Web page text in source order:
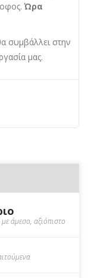
Ώρα
συμβάλλει στην
μας.
άμεσο, αξιόπιστο